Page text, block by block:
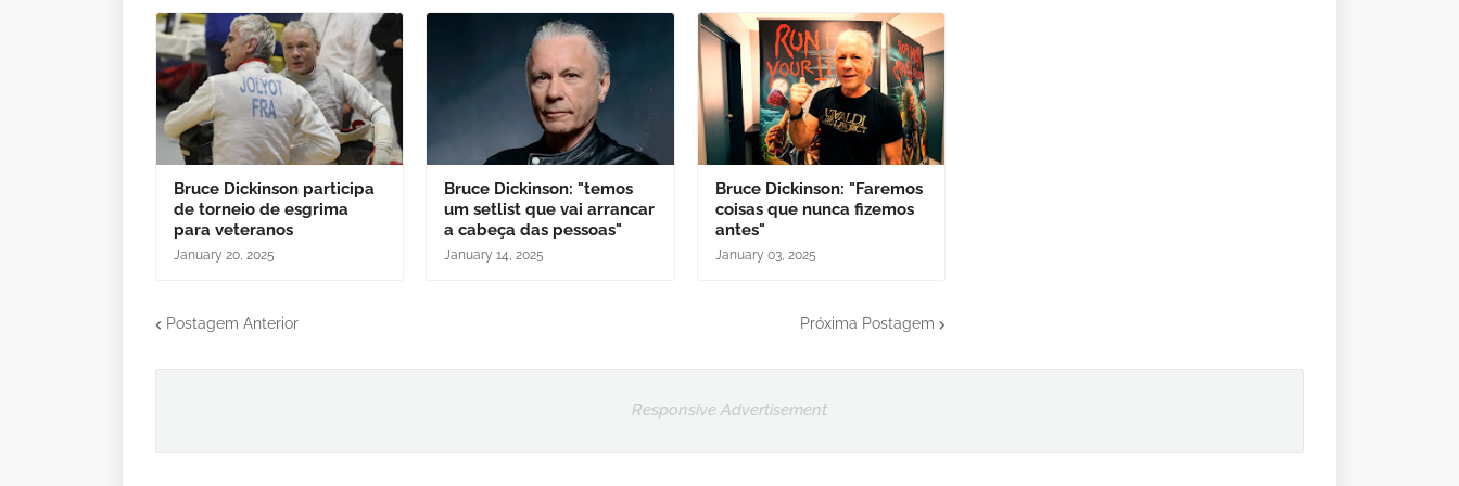
Bruce Dickinson participa
de torneio de esgrima
para veteranos
January 20, 2025
Bruce Dickinson: "temos
um setlist que vai arrancar
a cabeça das pessoas"
January 14, 2025
Bruce Dickinson: "Faremos
coisas que nunca fizemos
antes"
January 03, 2025
Postagem Anterior Próxima Postagem
Responsive Advertisement